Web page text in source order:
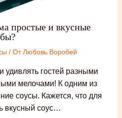
простые и вкусные
/ ОтЛюбовь Воробей
удивлять гостей разными
мелочами! К одним из
соусы. Кажется, что для
вкусный соус…